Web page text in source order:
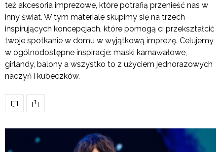
też akcesoria imprezowe, które potrafią przenieść nas w
inny świat. W tym materiale skupimy się na trzech
inspirujących koncepcjach, które pomogą ci przekształcić
twoje spotkanie w domu w wyjątkową imprezę. Celujemy
w ogólnodostępne inspiracje: maski karnawałowe,
girlandy, balony a wszystko to z użyciem jednorazowych
naczyń i kubeczków.